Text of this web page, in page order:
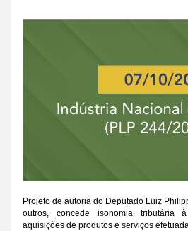
Projeto de autoria do Deputado Luiz
outros, concede isonomia tributária
aquisições de produtos e serviços